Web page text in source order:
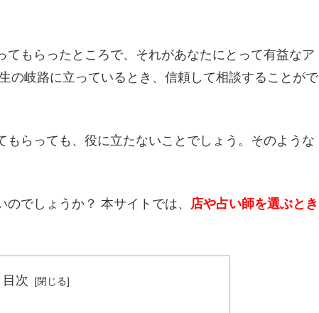
もらったところで、それがあなたにとって有益なア
の岐路に立っているとき、信頼して相談することがで
らっても、役に立たないことでしょう。そのような
でしょうか？ 本サイトでは、 店や占い師を選ぶとき
目次